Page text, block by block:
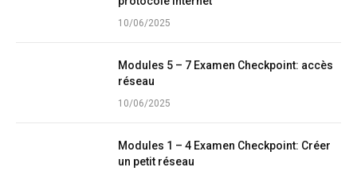
10/06/2025
Modules 5 – 7 Examen Checkpoint: accès
réseau
10/06/2025
Modules 1 – 4 Examen Checkpoint: Créer
un petit réseau